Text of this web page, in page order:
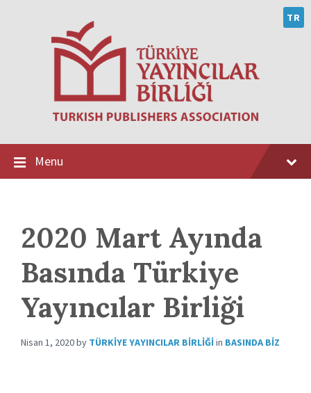
TR
Menu
2020 Mart Ayında
Basında Türkiye
Yayıncılar Birliği
Nisan 1, 2020by TÜRKIYE YAYINCILAR BIRLIĞIin BASINDA BIZ